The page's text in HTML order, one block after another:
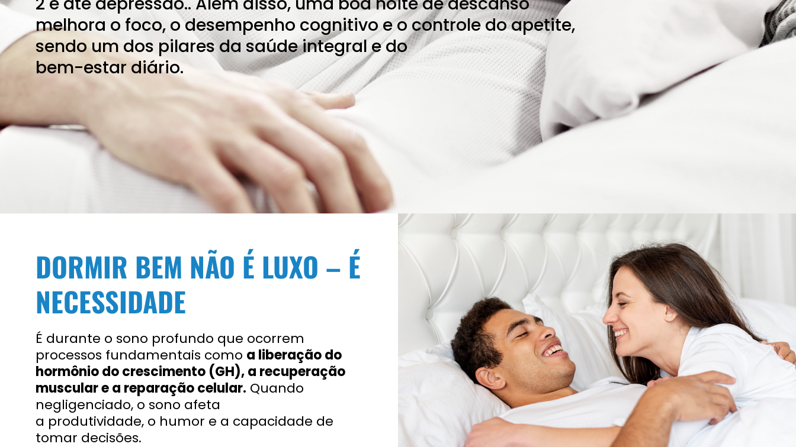
melhora o foco, o desempenho cognitivo e o controle do apetite,
sendo um dos pilares da saúde integral e do
bem-estar diário.
DORMIR BEM NÃO É LUXO – É
NECESSIDADE
É durante o sono profundo que ocorrem
processos fundamentais como a liberação do
hormônio do crescimento (GH), a recuperação
muscular e a reparação celular. Quando
negligenciado, o sono afeta
a produtividade, o humor e a capacidade de
tomar decisões.